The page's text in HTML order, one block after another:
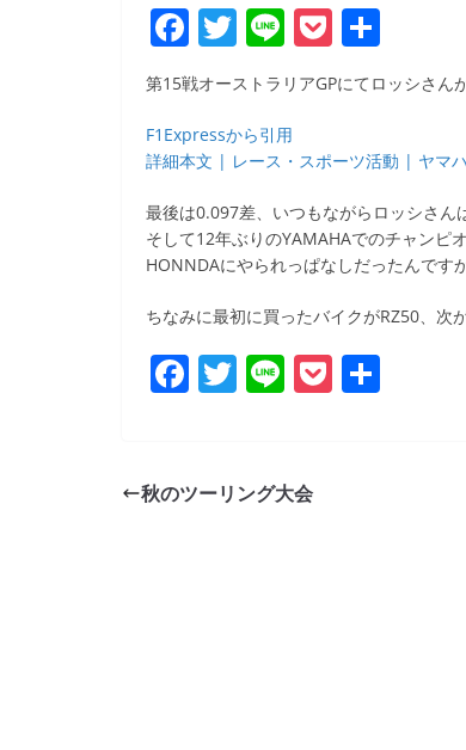
F
a
c
e
b
o
o
T
w
itt
er
Li
n
e
P
o
ck
et
有
第15戦オーストラリアGPにてロッシさん
F1Expressから引用
詳細本文 | レース・スポーツ活動 | ヤマ
最後は0.097差、いつもながらロッシさん
そして12年ぶりのYAMAHAでのチャンピ
HONNDAにやられっぱなしだったんです
ちなみに最初に買ったバイクがRZ50、次
F
e
T
er
Li P
秋のツーリング大会